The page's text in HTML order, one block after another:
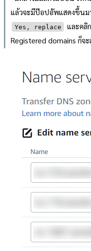
แล้วจะมีป๊อปอัพแสดงขึ้นม
Yes, replace และคลิก
Registered domains ก็จะ